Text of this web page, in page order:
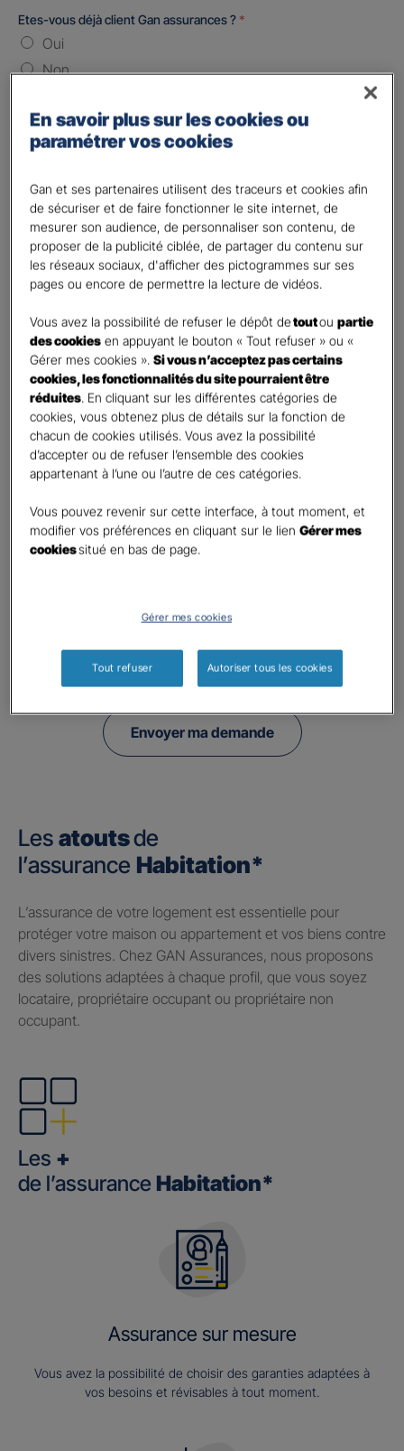
Etes-vous déjà client Gan assurances ? *
Oui
Non
Madame
Contact*
First Last
Téléphone*
United
States
+1
E-mail*
Informations complémentaires (facultatif)
Information données personnelles *
En cochant cette case et en soumettant ce formulaire,
j'accepte que mes données personnelles soient utilisées
Pour connaitre et exercer vos droits, notamment de retrait de votre consentement
Envoyer ma demande
Les atoutsde
l’assurance Habitation*
​L’assurance de votre logement est essentielle pour
protéger votre maison ou appartement et vos biens contre
divers sinistres. Chez GAN Assurances, nous proposons
des solutions adaptées à chaque profil, que vous soyez
locataire, propriétaire occupant ou propriétaire non
occupant.
Les +
de l’assurance Habitation*
Assurance sur mesure
Vous avez la possibilité de choisir des garanties adaptées à
vos besoins et révisables à tout moment.
En savoir plus sur les cookies ou
paramétrer vos cookies
Gan et ses partenaires utilisent des traceurs et cookies afin
de sécuriser et de faire fonctionner le site internet, de
mesurer son audience, de personnaliser son contenu, de
proposer de la publicité ciblée, de partager du contenu sur
les réseaux sociaux, d'afficher des pictogrammes sur ses
pages ou encore de permettre la lecture de vidéos.
Vous avez la possibilité de refuser le dépôt detoutoupartie
des cookies en appuyant le bouton « Tout refuser » ou «
Gérer mes cookies ».Si vous n’acceptez pas certains
cookies, les fonctionnalités du site pourraient être
réduites. En cliquant sur les différentes catégories de
cookies, vous obtenez plus de détails sur la fonction de
chacun de cookies utilisés. Vous avez la possibilité
d’accepter ou de refuser l’ensemble des cookies
appartenant à l’une ou l’autre de ces catégories.
Vous pouvez revenir sur cette interface, à tout moment, et
modifier vos préférences en cliquant sur le lienGérer mes
cookiessitué en bas de page.
Gérer mes cookies
Tout refuser Autoriser tous les cookies